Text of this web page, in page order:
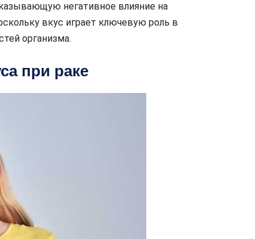
негативное влияние на
вкус играет ключевую роль в
организма.
при раке